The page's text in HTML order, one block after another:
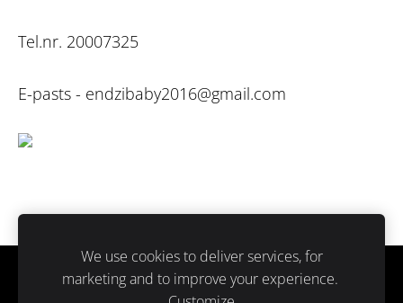
Tel.nr. 20007325
E-pasts - endzibaby2016@gmail.com
Sīkdatnes
We use cookies to deliver services, for
marketing and to improve your experience.